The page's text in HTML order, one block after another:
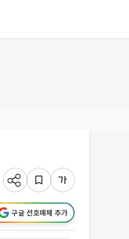
구글 선호매체 추가